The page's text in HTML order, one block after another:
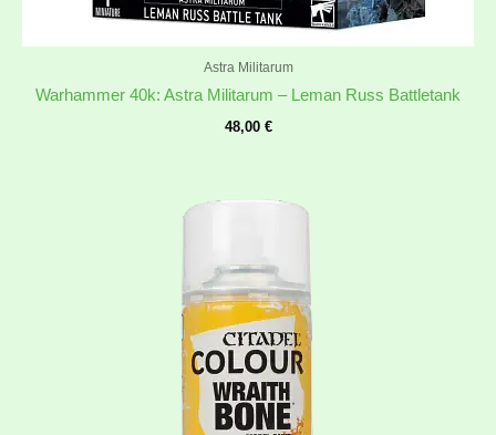
Astra Militarum
Warhammer 40k: Astra Militarum – Leman Russ Battletank
48,00 €